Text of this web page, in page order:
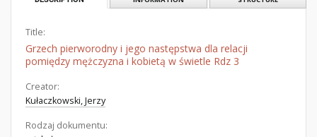
Title:
Grzech pierworodny i jego następstwa dla relacji
pomiędzy mężczyzna i kobietą w świetle Rdz 3
Creator:
Kułaczkowski, Jerzy
Rodzaj dokumentu: